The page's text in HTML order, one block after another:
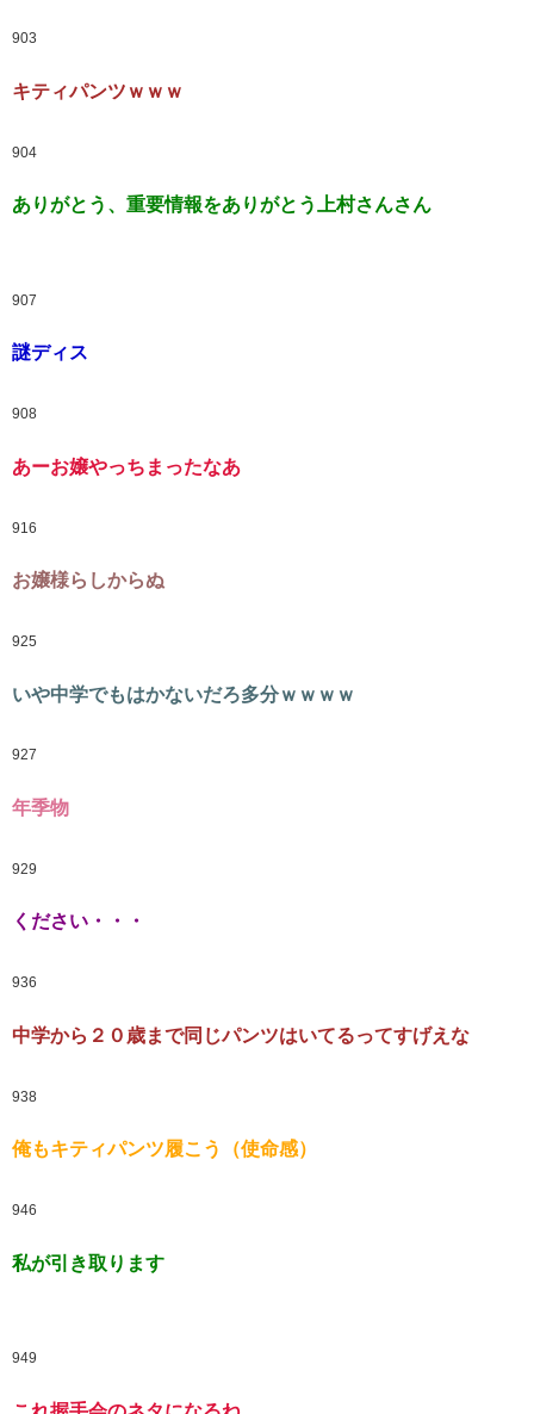
903
キティパンツｗｗｗ
904
ありがとう、重要情報をありがとう上村さんさん
907
謎ディス
908
あーお嬢やっちまったなあ
916
お嬢様らしからぬ
925
いや中学でもはかないだろ多分ｗｗｗｗ
927
年季物
929
ください・・・
936
中学から２０歳まで同じパンツはいてるってすげえな
938
俺もキティパンツ履こう（使命感）
946
私が引き取ります
949